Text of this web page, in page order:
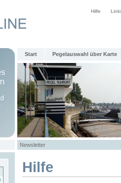
Hilfe
Start Pegelauswahl über Karte
Newsletter
Hilfe